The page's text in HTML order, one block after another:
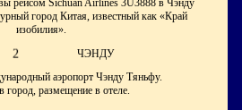
рейсом Sichuan Airlines 3U3888 в Чэнду
город Китая, известный как «Край
изобилия».
2
ЧЭНДУ
аэропорт Чэнду Тяньфу.
город, размещение в отеле.